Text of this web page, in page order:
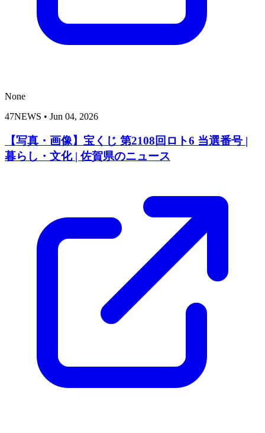
None
47NEWS • Jun 04, 2026
【写真・画像】宝くじ 第2108回ロト6 当選番号 |
暮らし・文化 | 佐賀県のニュース